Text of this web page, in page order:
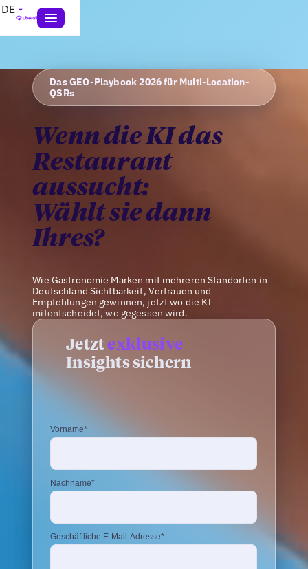
DE
Das GEO-Playbook 2026 für Multi-Location-
QSRs
Wenn die KI das
Restaurant
aussucht:
Wählt sie dann
Ihres?
Wie Gastronomie Marken mit mehreren Standorten in
Deutschland Sichtbarkeit, Vertrauen und
Empfehlungen gewinnen, jetzt wo die KI
mitentscheidet, wo gegessen wird.
Jetztexklusive
Insights sichern